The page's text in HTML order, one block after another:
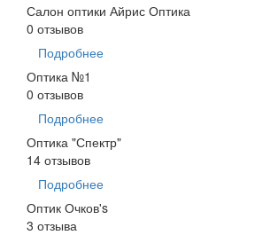
Салон оптики Айрис Оптика
0 отзывов
Подробнее
Оптика №1
0 отзывов
Подробнее
Оптика "Спектр"
14 отзывов
Подробнее
Оптик Очков's
3 отзыва